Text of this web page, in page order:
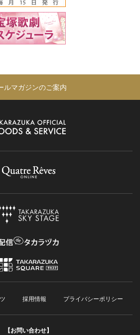
ルマガジンのご案内
採用情報 プライバシーポリシー
【お問い合わせ】